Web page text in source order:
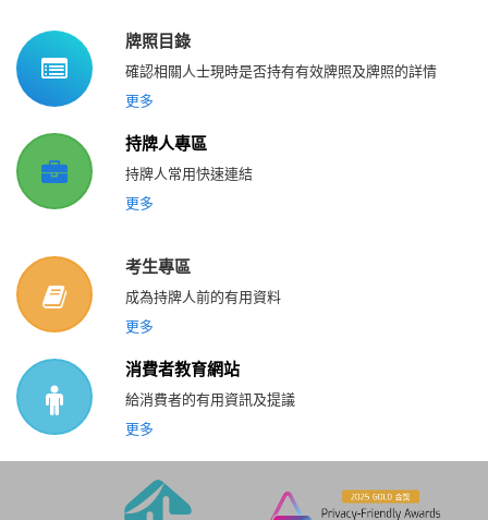
牌照目錄
確認相關人士現時是否持有有效牌照及牌照的詳情
更多
持牌人專區
持牌人常用快速連結
更多
考生專區
成為持牌人前的有用資料
更多
消費者教育網站
給消費者的有用資訊及提議
更多